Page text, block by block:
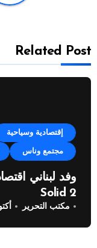
Related Post
إقتصادية وسياحية
مجتمع وناس
وفد لبناني
Solid 2
مكتب التحرير